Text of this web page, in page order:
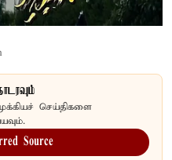
செய்திகளை
Source